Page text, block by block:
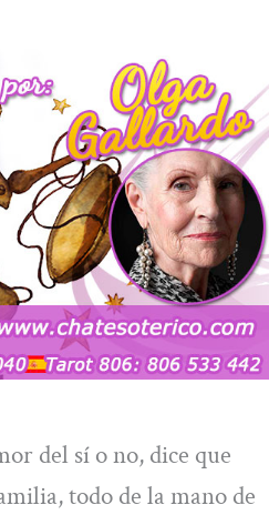
del sí o no, dice que
todo de la mano de